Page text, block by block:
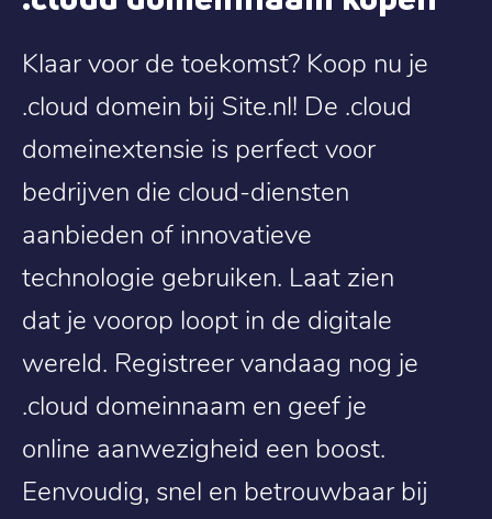
Klaar voor de toekomst? Koop nu je
.cloud domein bij Site.nl! De .cloud
domeinextensie is perfect voor
bedrijven die cloud-diensten
aanbieden of innovatieve
technologie gebruiken. Laat zien
dat je voorop loopt in de digitale
wereld. Registreer vandaag nog je
.cloud domeinnaam en geef je
online aanwezigheid een boost.
Eenvoudig, snel en betrouwbaar bij